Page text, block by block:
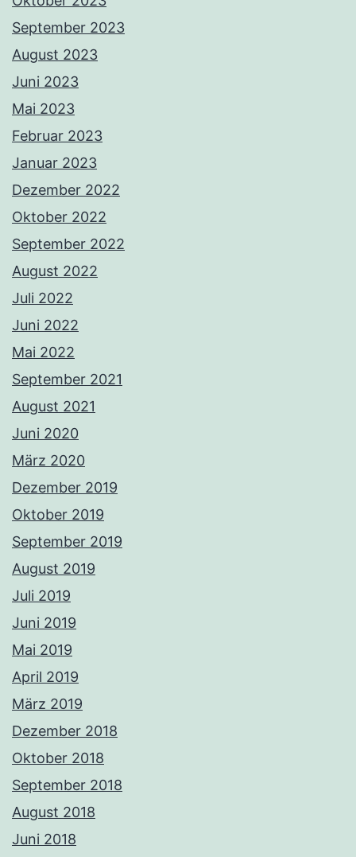
September 2023
August 2023
Juni 2023
Mai 2023
Februar 2023
Januar 2023
Dezember 2022
Oktober 2022
September 2022
August 2022
Juli 2022
Juni 2022
Mai 2022
September 2021
August 2021
Juni 2020
März 2020
Dezember 2019
Oktober 2019
September 2019
August 2019
Juli 2019
Juni 2019
Mai 2019
April 2019
März 2019
Dezember 2018
Oktober 2018
September 2018
August 2018
Juni 2018